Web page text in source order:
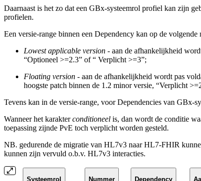
Daarnaast is het zo dat een GBx-systeemrol profiel kan zijn
profielen.
Een versie-range binnen een Dependency kan op de
Lowest applicable version - aan de afhankelijkheid
“Optioneel >=2.3” of “ Verplicht >=3”;
Floating version - aan de afhankelijkheid wordt pas
hoogste patch binnen de 1.2 minor versie, “Verplicht
Tevens kan in de versie-range, voor Dependencies van GBx-
Wanneer het karakterconditioneel is, dan wordt de conditie
toepassing zijnde PvE toch verplicht worden gesteld.
NB. gedurende de migratie van HL7v3 naar HL7-FHIR
kunnen zijn vervuld o.b.v. HL7v3 interacties.
Systeemrol Nummer Dependency